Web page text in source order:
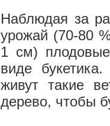
Наблюдая за
урожай (70-80
1 см)
виде
живут такие
дерево, чтобы